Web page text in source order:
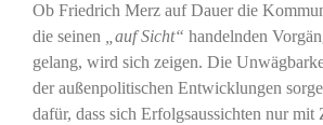
Ob Friedrich Merz auf Dauer die
die seinen
„auf Sicht“ handelnden
gelang, wird sich zeigen. Die
der außenpolitischen Entwicklungen
dafür, dass sich Erfolgsaussichten nur mit